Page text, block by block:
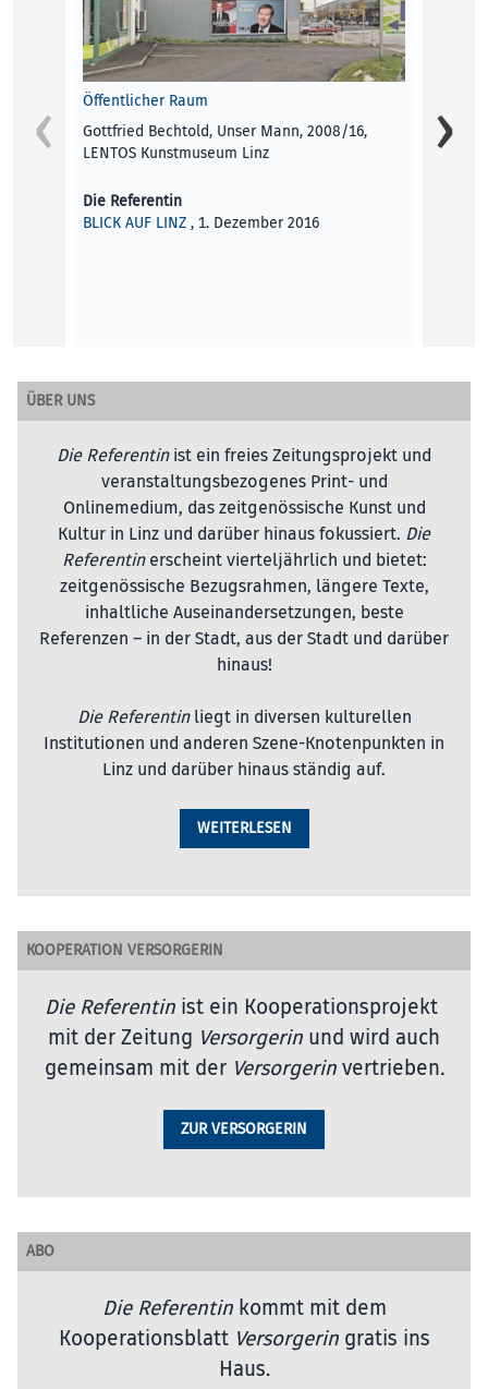
Öffentlicher Raum
Gottfried Bechtold, Unser Mann, 2008/16,
LENTOS Kunstmuseum Linz
Die Referentin
BLICK AUF LINZ , 1. Dezember 2016
ÜBER UNS
Die Referentinist ein freies Zeitungsprojekt und
veranstaltungsbezogenes Print- und
Onlinemedium, das zeitgenössische Kunst und
Kultur in Linz und darüber hinaus fokussiert. Die
Referentinerscheint vierteljährlich und bietet:
zeitgenössische Bezugsrahmen, längere Texte,
inhaltliche Auseinandersetzungen, beste
Referenzen – in der Stadt, aus der Stadt und darüber
hinaus!
Die Referentinliegt in diversen kulturellen
Institutionen und anderen Szene-Knotenpunkten in
Linz und darüber hinaus ständig auf.
WEITERLESEN
KOOPERATION VERSORGERIN
Die Referentin ist ein Kooperationsprojekt
mit der Zeitung Versorgerin und wird auch
gemeinsam mit der Versorgerinvertrieben.
ZUR VERSORGERIN
ABO
Die Referentinkommt mit dem
Kooperationsblatt Versorgeringratis ins
Haus.